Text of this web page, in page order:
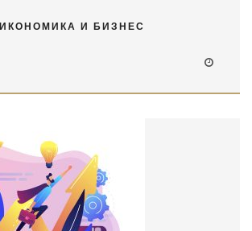
ИКОНОМИКА И БИЗНЕС